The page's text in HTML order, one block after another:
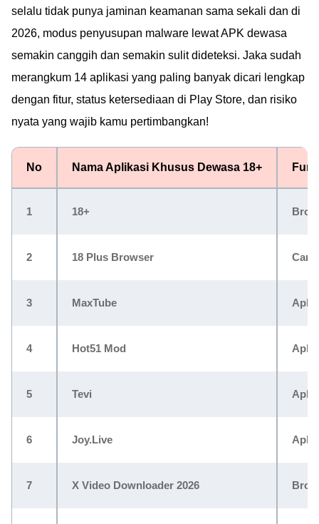
selalu tidak punya jaminan keamanan sama sekali dan di
2026, modus penyusupan malware lewat APK dewasa
semakin canggih dan semakin sulit dideteksi. Jaka sudah
merangkum 14 aplikasi yang paling banyak dicari lengkap
dengan fitur, status ketersediaan di Play Store, dan risiko
nyata yang wajib kamu pertimbangkan!
No Nama Aplikasi Khusus Dewasa 18+
1 18+
2 18 Plus Browser Cari
3 MaxTube
4 Hot51 Mod
5 Tevi
6 Joy.Live
7 X Video Downloader 2026